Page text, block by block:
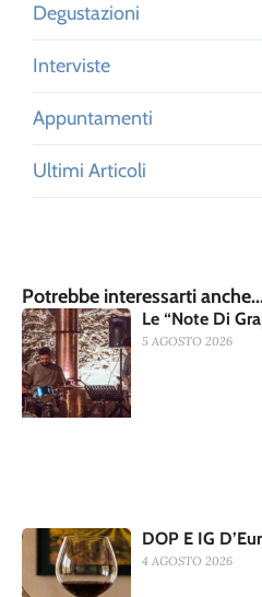
Degustazioni
Interviste
Appuntamenti
Ultimi Articoli
Potrebbe interessarti
Le “Note Di
5 AGOSTO 2026
DOP E IG
4 AGOSTO 2026